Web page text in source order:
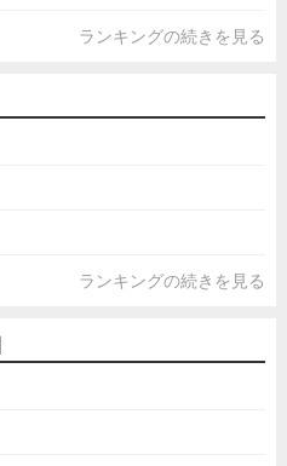
ランキングの続きを見る
ランキングの続きを見る